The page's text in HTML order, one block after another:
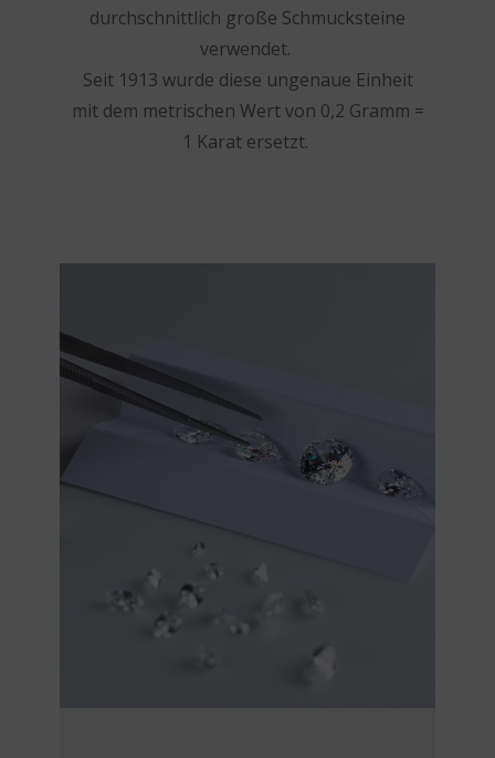
durchschnittlich große Schmucksteine
verwendet.
Seit 1913 wurde diese ungenaue Einheit
mit dem metrischen Wert von 0,2 Gramm =
1 Karat ersetzt.